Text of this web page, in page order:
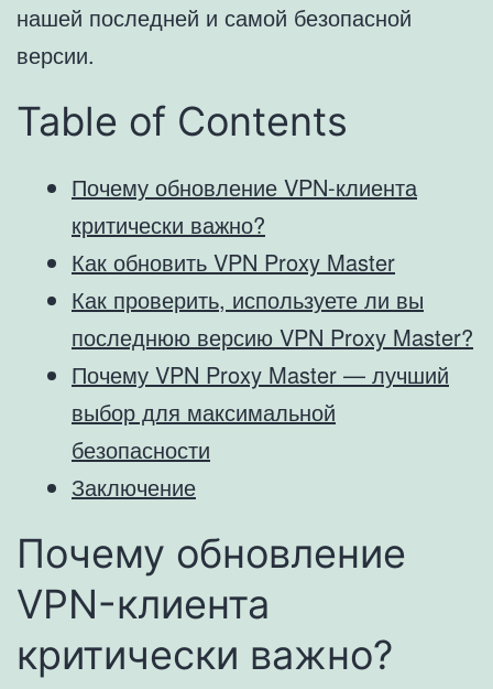
нашей последней и самой безопасной
версии.
Table of Contents
Почему обновление VPN-клиента
критически важно?
Как обновить VPN Proxy Master
Как проверить, используете ли вы
последнюю версию VPN Proxy Master?
Почему VPN Proxy Master — лучший
выбор для максимальной
безопасности
Заключение
Почему обновление
VPN-клиента
критически важно?